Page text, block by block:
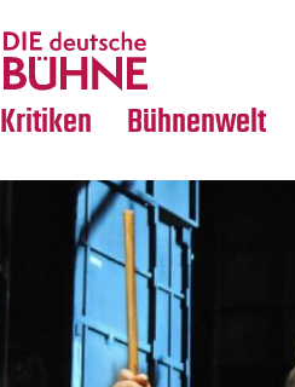
Kritiken
Crossover
Bühnenwelt
Medientipps